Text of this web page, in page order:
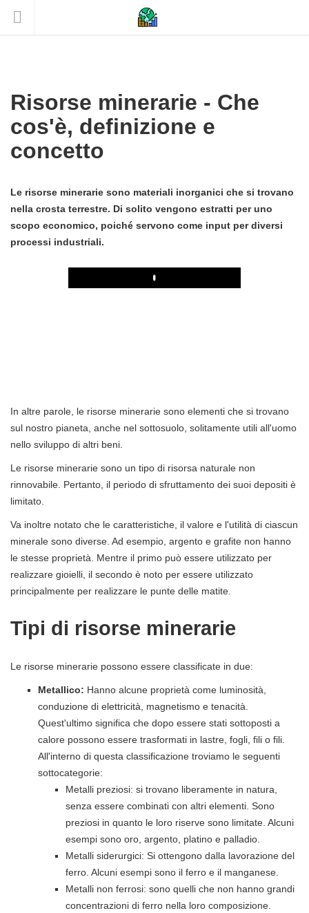
Risorse minerarie - Che
cos'è, definizione e
concetto
Le risorse minerarie sono materiali inorganici che si trovano
nella crosta terrestre. Di solito vengono estratti per uno
scopo economico, poiché servono come input per diversi
processi industriali.
Play
In altre parole, le risorse minerarie sono elementi che si trovano
sul nostro pianeta, anche nel sottosuolo, solitamente utili all'uomo
nello sviluppo di altri beni.
Le risorse minerarie sono un tipo di risorsa naturale non
rinnovabile. Pertanto, il periodo di sfruttamento dei suoi depositi è
limitato.
Va inoltre notato che le caratteristiche, il valore e l'utilità di ciascun
minerale sono diverse. Ad esempio, argento e grafite non hanno
le stesse proprietà. Mentre il primo può essere utilizzato per
realizzare gioielli, il secondo è noto per essere utilizzato
principalmente per realizzare le punte delle matite.
Tipi di risorse minerarie
Le risorse minerarie possono essere classificate in due:
Metallico: Hanno alcune proprietà come luminosità,
conduzione di elettricità, magnetismo e tenacità.
Quest'ultimo significa che dopo essere stati sottoposti a
calore possono essere trasformati in lastre, fogli, fili o fili.
All'interno di questa classificazione troviamo le seguenti
sottocategorie:
Metalli preziosi: si trovano liberamente in natura,
senza essere combinati con altri elementi. Sono
preziosi in quanto le loro riserve sono limitate. Alcuni
esempi sono oro, argento, platino e palladio.
Metalli siderurgici: Si ottengono dalla lavorazione del
ferro. Alcuni esempi sono il ferro e il manganese.
Metalli non ferrosi: sono quelli che non hanno grandi
concentrazioni di ferro nella loro composizione.